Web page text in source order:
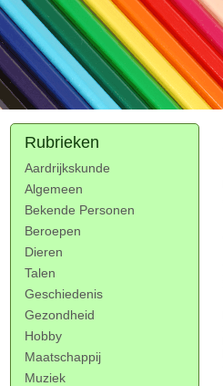
Rubrieken
Aardrijkskunde
Algemeen
Bekende Personen
Beroepen
Dieren
Talen
Geschiedenis
Gezondheid
Hobby
Maatschappij
Muziek